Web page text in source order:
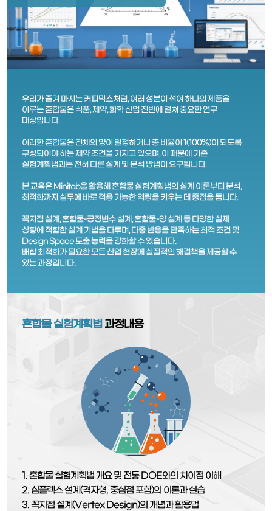
우리가 즐겨 마시는 커피믹스처럼, 여러 성분이 섞여 하나의 제품을
이루는 혼합물은 식품, 제약, 화학 산업 전반에 걸쳐 중요한 연구
대상입니다.
이러한 혼합물은 전체의 양이 일정하거나 총 비율이 1(100%)이 되도록
구성되어야 하는 제약 조건을 가지고 있으며, 이 때문에 기존
실험계획법과는 전혀 다른 설계 및 분석 방법이 요구됩니다.
본 교육은 Minitab을 활용해 혼합물 실험계획법의 설계 이론부터 분석,
최적화까지 실무에 바로 적용 가능한 역량을 키우는 데 중점을 둡니다.
꼭지점 설계, 혼합물-공정변수 설계, 혼합물-양 설계 등 다양한 실제
상황에 적합한 설계 기법을 다루며, 다중 반응을 만족하는 최적 조건 및
Design Space 도출 능력을 강화할 수 있습니다.
배합 최적화가 필요한 모든 산업 현장에 실질적인 해결책을 제공할 수
있는 과정입니다.
혼합물 실험계획법 과정내용
1. 혼합물 실험계획법 개요 및 전통 DOE와의 차이점 이해
2. 심플렉스 설계(격자형, 중심점 포함)의 이론과 실습
3. 꼭지점 설계(Vertex Design)의 개념과 활용법